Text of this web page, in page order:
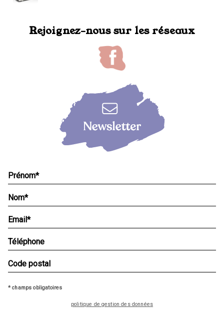
Rejoignez-nous sur les réseaux
* champs obligatoires
politique de gestion des données